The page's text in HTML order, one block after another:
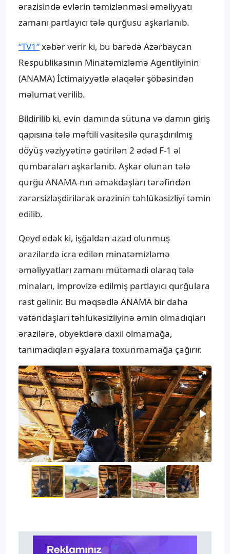
ərazisində evlərin təmizlənməsi əməliyyatı
zamanı partlayıcı tələ qurğusu aşkarlanıb.
“TV1”xəbər verir ki, bu barədə Azərbaycan
Respublikasının Minatəmizləmə Agentliyinin
(ANAMA) İctimaiyyətlə əlaqələr şöbəsindən
məlumat verilib.
Bildirilib ki, evin damında sütuna və damın giriş
qapısına tələ məftili vasitəsilə quraşdırılmış
döyüş vəziyyətinə gətirilən 2 ədəd F-1 əl
qumbaraları aşkarlanıb. Aşkar olunan tələ
qurğu ANAMA-nın əməkdaşları tərəfindən
zərərsizləşdirilərək ərazinin təhlükəsizliyi təmin
edilib.
Qeyd edək ki, işğaldan azad olunmuş
ərazilərdə icra edilən minatəmizləmə
əməliyyatları zamanı mütəmadi olaraq tələ
minaları, improvizə edilmiş partlayıcı qurğulara
rast gəlinir. Bu məqsədlə ANAMA bir daha
vətəndaşları təhlükəsizliyinə əmin olmadıqları
ərazilərə, obyektlərə daxil olmamağa,
tanımadıqları əşyalara toxunmamağa çağırır.